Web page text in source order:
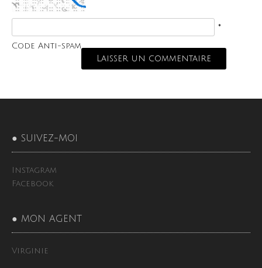
Code Anti-spam
*
● SUIVEZ-MOI
Instagram
Facebook
● MON AGENT
Virginie